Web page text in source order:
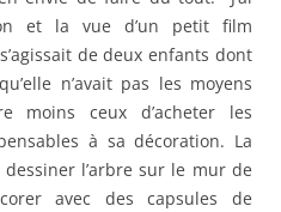
et la vue d’un petit film
de deux enfants dont
n’avait pas les moyens
moins ceux d’acheter les
à sa décoration. La
l’arbre sur le mur de
avec des capsules de